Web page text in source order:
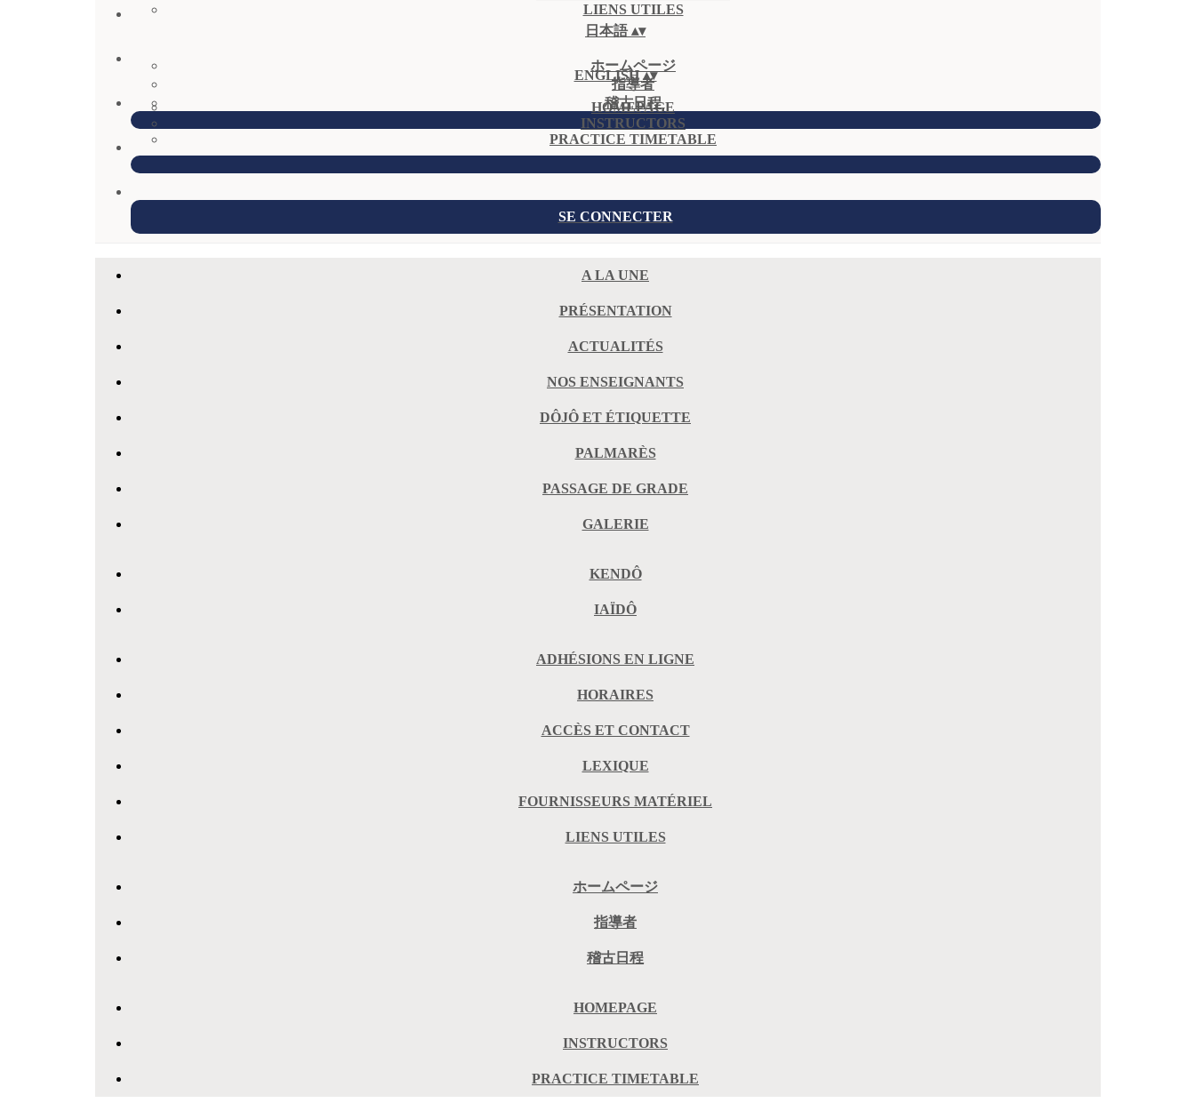
LIENS UTILES
日本語▴▾
ホームページ
指導者
稽古日程
ENGLISH▴▾
HOMEPAGE
INSTRUCTORS
PRACTICE TIMETABLE
SE CONNECTER
A LA UNE
PRÉSENTATION
ACTUALITÉS
NOS ENSEIGNANTS
DÔJÔ ET ÉTIQUETTE
PALMARÈS
PASSAGE DE GRADE
GALERIE
KENDÔ
IAÏDÔ
ADHÉSIONS EN LIGNE
HORAIRES
ACCÈS ET CONTACT
LEXIQUE
FOURNISSEURS MATÉRIEL
LIENS UTILES
ホームページ
指導者
稽古日程
HOMEPAGE
INSTRUCTORS
PRACTICE TIMETABLE